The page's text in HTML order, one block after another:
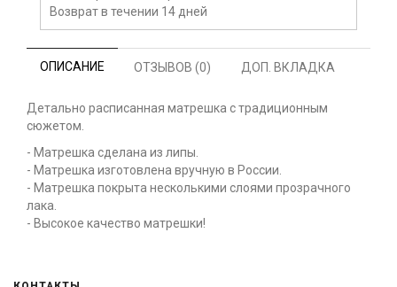
Возврат в течении 14 дней
ОПИСАНИЕ ОТЗЫВОВ (0) ДОП. ВКЛАДКА
Детально расписанная матрешка с традиционным
сюжетом.
- Матрешка сделана из липы.
- Матрешка изготовлена вручную в России.
- Матрешка покрыта несколькими слоями прозрачного
лака.
- Высокое качество матрешки!